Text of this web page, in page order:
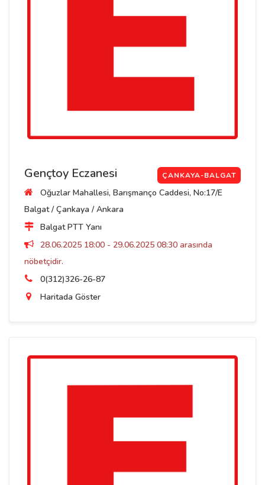
Gençtoy Eczanesi ÇANKAYA-BALGAT
Oğuzlar Mahallesi, Barışmanço Caddesi, No:17/E
Balgat / Çankaya / Ankara
Balgat PTT Yanı
28.06.2025 18:00 - 29.06.2025 08:30 arasında
nöbetçidir.
0(312)326-26-87
Haritada Göster